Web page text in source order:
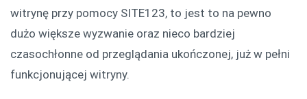
witrynę przy pomocy SITE123, to jest to na pewno
dużo większe wyzwanie oraz nieco bardziej
czasochłonne od przeglądania ukończonej, już w pełni
funkcjonującej witryny.